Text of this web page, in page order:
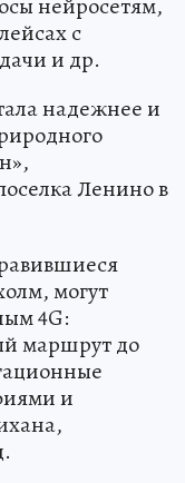
нейросетям,
с
и др.
надежнее и
Ленино в
могут
4G:
маршрут до
и